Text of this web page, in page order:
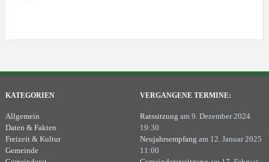
KATEGORIEN
Allgemein
Daten & Fakten
Freizeit & Kultur
Gemeinde
VERGANGENE TERMINE:
Ratssitzung am 9. Dezember 2024
19:30
Neujahrsempfang am 12. Januar 2025
11:00